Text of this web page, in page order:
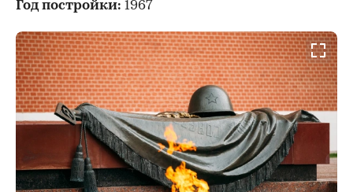
Год постройки: 1967